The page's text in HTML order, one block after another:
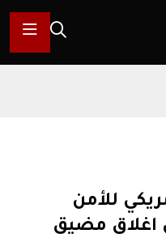
للأمن
اغلاق مضيق